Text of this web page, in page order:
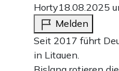
Horty18.08.2025
Melden
Seit 2017 führt
in Litauen.